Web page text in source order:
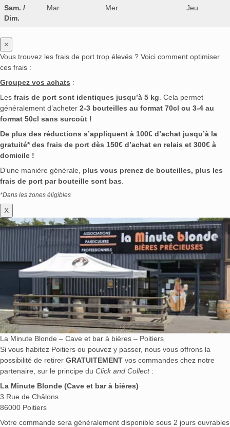
Sam. /
Dim.
Mar Mer Jeu
×
Vous trouvez les frais de port trop élevés ? Voici comment optimiser
ces frais :
Groupez vos achats :
Les frais de port sont identiques jusqu’à 5 kg . Cela permet
généralement d’acheter 2-3 bouteilles au format 70cl ou 3-4 au
format 50cl sans surcoût !
De plus des réductions s’appliquent à 100€ d’achat jusqu’à la
gratuité* des frais de port dès 150€ d’achat en relais et 300€ à
domicile !
D’une manière générale, plus vous prenez de bouteilles, plus les
frais de port par bouteille sont bas
*Dans les zones éligibles
X
La Minute Blonde – Cave et bar à bières – Poitiers
Si vous habitez Poitiers ou pouvez y passer, nous vous offrons la
possibilité de retirer GRATUITEMENT vos commandes chez notre
partenaire, sur le principe du Click and Collect:
La Minute Blonde (Cave et bar à bières)
3 Rue de Châlons
86000 Poitiers
Votre commande sera généralement disponible sous 2 jours ouvrables